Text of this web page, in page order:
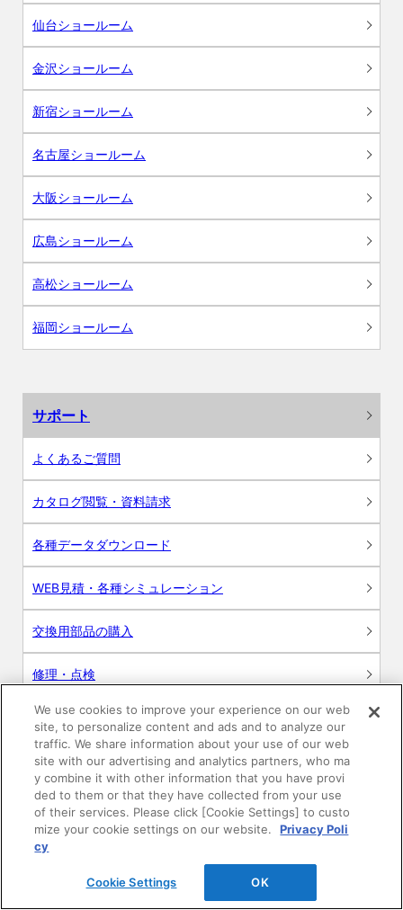
仙台ショールーム
金沢ショールーム
新宿ショールーム
名古屋ショールーム
大阪ショールーム
広島ショールーム
高松ショールーム
福岡ショールーム
サポート
よくあるご質問
カタログ閲覧・資料請求
各種データダウンロード
WEB見積・各種シミュレーション
交換用部品の購入
修理・点検
お問い合わせ
ログイン
建築・設計関係者様向けサイト
ユーザー登録サービス
WEB見積システム
We use cookies to improve your experience on our web
site, to personalize content and ads and to analyze our
traffic. We share information about your use of our web
site with our advertising and analytics partners, who ma
y combine it with other information that you have provi
ded to them or that they have collected from your use
of their services. Please click [Cookie Settings] to custo
mize your cookie settings on our website.
Privacy Poli
cy
Cookie Settings OK